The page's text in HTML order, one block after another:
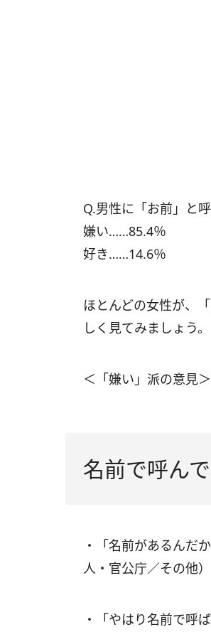
Q.男性に「お前」と
嫌い……85.4％
好き……14.6％
ほとんどの女性が、
しく見てみましょう。
＜「嫌い」派の意見＞
名前で呼ん
・「名前があるんだ
人・官公庁／その他）
・「やはり名前で呼